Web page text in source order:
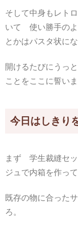
そして中身もレト
いて 使い勝手の
とかはパスタ状に
開けるたびにうっ
ことをここに誓いま
今日はしきり
まず 学生裁縫セ
ジュで内箱を作って
既存の物に合った
ろ。